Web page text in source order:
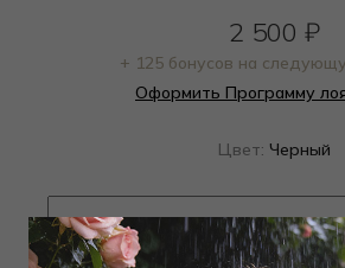
2 500 ₽
+ 125 бонусов на
Оформить Программу
Цвет: Черный